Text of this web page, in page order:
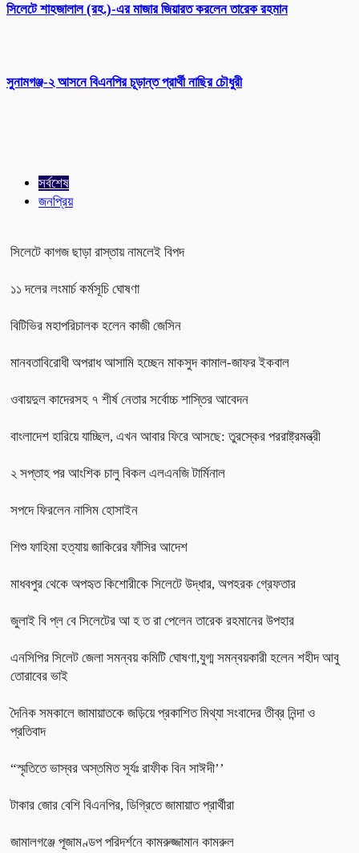
সিলেটে শাহজালাল (রহ.)-এর মাজার জিয়ারত করলেন তারেক রহমান
সুনামগঞ্জ-২ আসনে বিএনপির চূড়ান্ত প্রার্থী নাছির চৌধুরী
সর্বশেষ
জনপ্রিয়
সিলেটে কাগজ ছাড়া রাস্তায় নামলেই বিপদ
১১ দলের লংমার্চ কর্মসূচি ঘোষণা
বিটিভির মহাপরিচালক হলেন কাজী জেসিন
মানবতাবিরোধী অপরাধ আসামি হচ্ছেন মাকসুদ কামাল-জাফর ইকবাল
ওবায়দুল কাদেরসহ ৭ শীর্ষ নেতার সর্বোচ্চ শাস্তির আবেদন
বাংলাদেশ হারিয়ে যাচ্ছিল, এখন আবার ফিরে আসছে: তুরস্কের পররাষ্ট্রমন্ত্রী
২ সপ্তাহ পর আংশিক চালু বিকল এলএনজি টার্মিনাল
সপদে ফিরলেন নাসিম হোসাইন
শিশু ফাহিমা হত্যায় জাকিরের ফাঁসির আদেশ
মাধবপুর থেকে অপহৃত কিশোরীকে সিলেটে উদ্ধার, অপহরক গ্রেফতার
জুলাই বি প্ল বে সিলেটের আ হ ত রা পেলেন তারেক রহমানের উপহার
এনসিপির সিলেট জেলা সমন্বয় কমিটি ঘোষণা,যুগ্ম সমন্বয়কারী হলেন শহীদ আবু
তোরাবের ভাই
দৈনিক সমকালে জামায়াতকে জড়িয়ে প্রকাশিত মিথ্যা সংবাদের তীব্র নিন্দা ও
প্রতিবাদ
“স্মৃতিতে ভাস্বর অস্তমিত সূর্যঃ রাফীক বিন সাঈদী’’
টাকার জোর বেশি বিএনপির, ডিগ্রিতে জামায়াত প্রার্থীরা
জামালগঞ্জে পূজামণ্ডপ পরিদর্শনে কামরুজ্জামান কামরুল